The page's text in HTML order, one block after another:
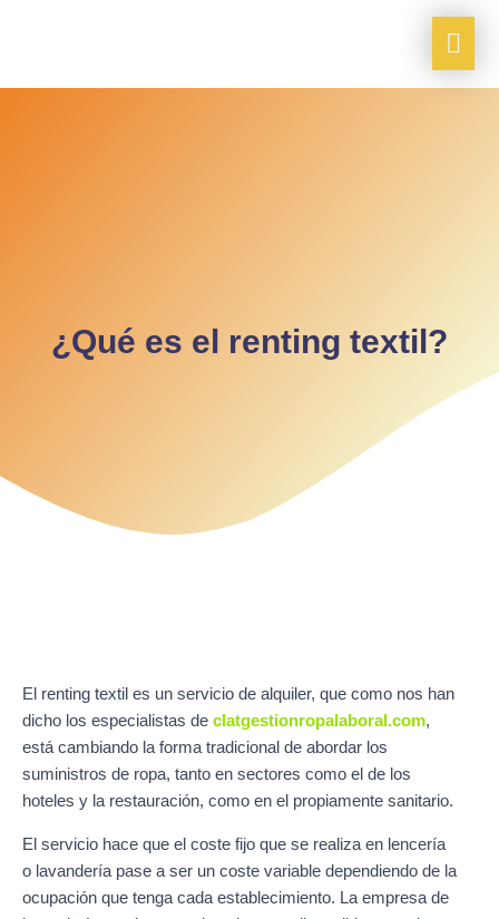
¿Qué es el renting textil?
El renting textil es un servicio de alquiler, que como nos han
dicho los especialistas de clatgestionropalaboral.com,
está cambiando la forma tradicional de abordar los
suministros de ropa, tanto en sectores como el de los
hoteles y la restauración, como en el propiamente sanitario.
El servicio hace que el coste fijo que se realiza en lencería
o lavandería pase a ser un coste variable dependiendo de la
ocupación que tenga cada establecimiento. La empresa de